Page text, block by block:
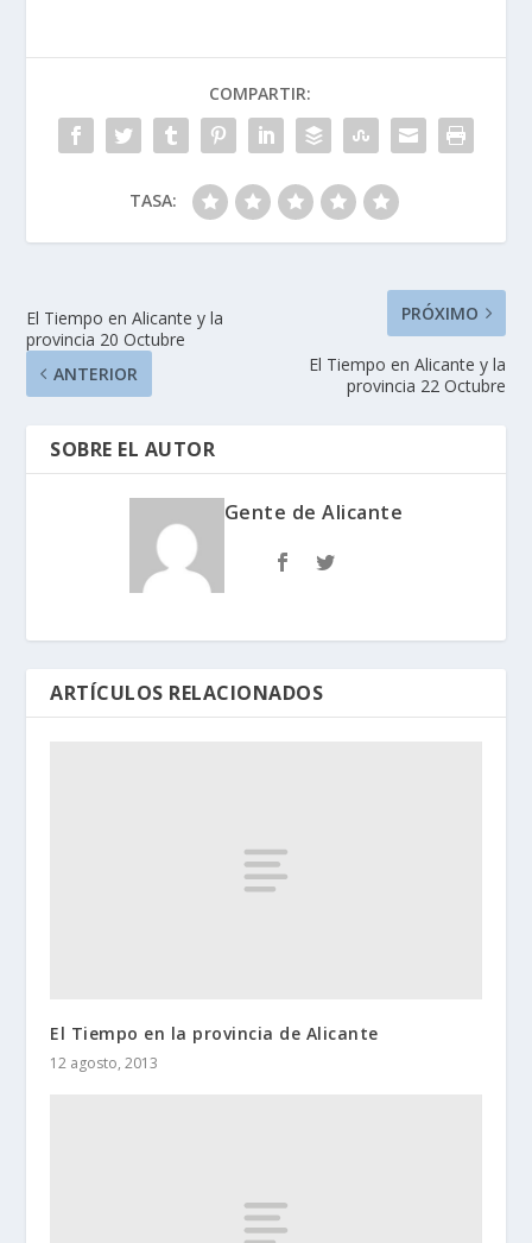
COMPARTIR:
TASA:
El Tiempo en Alicante y la
provincia 20 Octubre
ANTERIOR
PRÓXIMO
El Tiempo en Alicante y la
provincia 22 Octubre
SOBRE EL AUTOR
Gente de Alicante
ARTÍCULOS RELACIONADOS
El Tiempo en la provincia de Alicante
12 agosto, 2013